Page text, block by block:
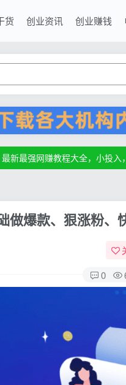
货 创业资讯 创业赚钱
新最强网赚教程大全，小投入
新最强网赚教程大全，小投入
新最强网赚教程大全，小投入
做爆款、狠涨粉、
0